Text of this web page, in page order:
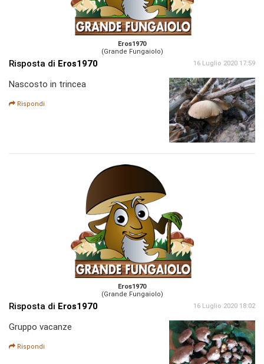
Eros1970
(Grande Fungaiolo)
Risposta di Eros1970 16 Luglio 2020 17:59
Nascosto in trincea
Rispondi
Eros1970
(Grande Fungaiolo)
Risposta di Eros1970 16 Luglio 2020 18:02
Gruppo vacanze
Rispondi